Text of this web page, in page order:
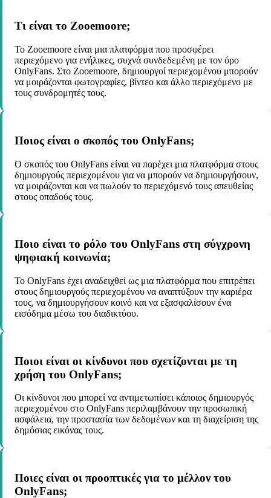
Τι είναι το Zooemoore;
Το Zooemoore είναι μια πλατφόρμα που προσφέρει
περιεχόμενο για ενήλικες, συχνά συνδεδεμένη με τον όρο
OnlyFans. Στο Zooemoore, δημιουργοί περιεχομένου μπορούν
να μοιράζονται φωτογραφίες, βίντεο και άλλο περιεχόμενο με
τους συνδρομητές τους.
Ποιος είναι ο σκοπός του OnlyFans;
Ο σκοπός του OnlyFans είναι να παρέχει μια πλατφόρμα στους
δημιουργούς περιεχομένου για να μπορούν να δημιουργήσουν,
να μοιράζονται και να πωλούν το περιεχόμενό τους απευθείας
στους οπαδούς τους.
Ποιο είναι το ρόλο του OnlyFans στη σύγχρονη
ψηφιακή κοινωνία;
Το OnlyFans έχει αναδειχθεί ως μια πλατφόρμα που επιτρέπει
στους δημιουργούς περιεχομένου να αναπτύξουν την καριέρα
τους, να δημιουργήσουν κοινό και να εξασφαλίσουν ένα
εισόδημα μέσω του διαδικτύου.
Ποιοι είναι οι κίνδυνοι που σχετίζονται με τη
χρήση του OnlyFans;
Οι κίνδυνοι που μπορεί να αντιμετωπίσει κάποιος δημιουργός
περιεχομένου στο OnlyFans περιλαμβάνουν την προσωπική
ασφάλεια, την προστασία των δεδομένων και τη διαχείριση της
δημόσιας εικόνας τους.
Ποιες είναι οι προοπτικές για το μέλλον του
OnlyFans;